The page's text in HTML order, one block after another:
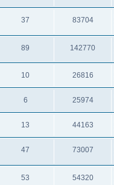
37 83704
89 142770
10 26816
6 25974
13 44163
47 73007
53 54320